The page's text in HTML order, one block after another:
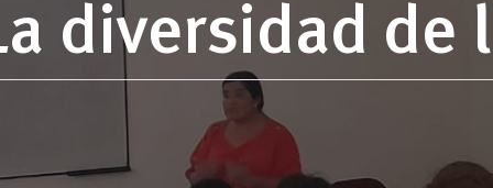
diversidad de